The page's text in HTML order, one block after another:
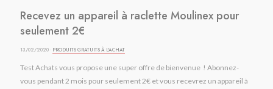
Recevez un appareil à raclette Moulinex pour
seulement 2€
13/02/2020 · PRODUITS GRATUITS À L'ACHAT
Test Achats vous propose une super offre de bienvenue ! Abonnez-
vous pendant 2 mois pour seulement 2€ et vous recevrez un appareil à